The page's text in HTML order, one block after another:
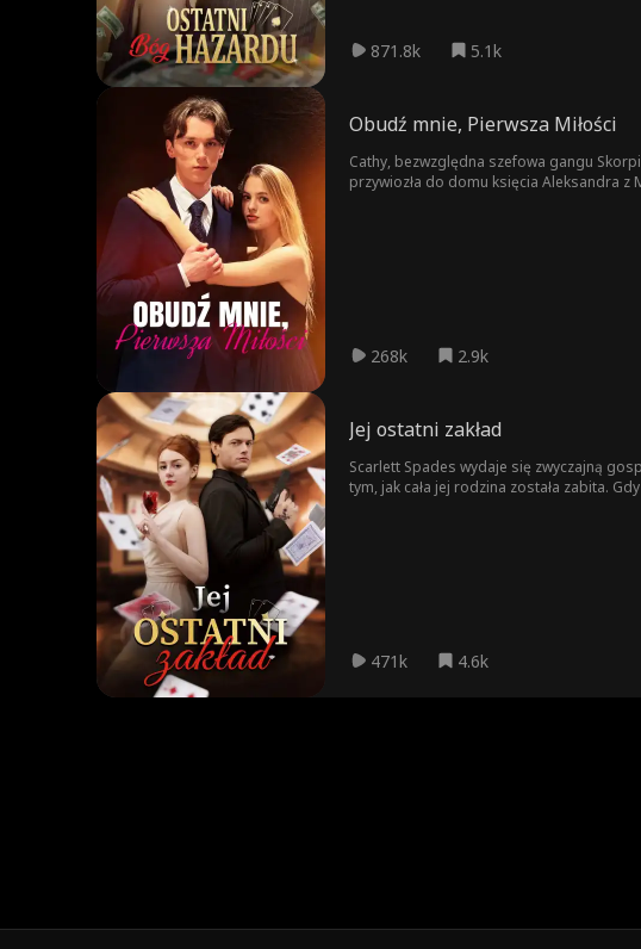
871.8k 5.1k
Obudź mnie, Pierwsza Miłości
Cathy, bezwzględna szefowa gangu
przywiozła do domu księcia Aleksandra
268k 2.9k
Jej ostatni zakład
Scarlett Spades wydaje się zwyczajną
tym, jak cała jej rodzina została zabita.
471k 4.6k